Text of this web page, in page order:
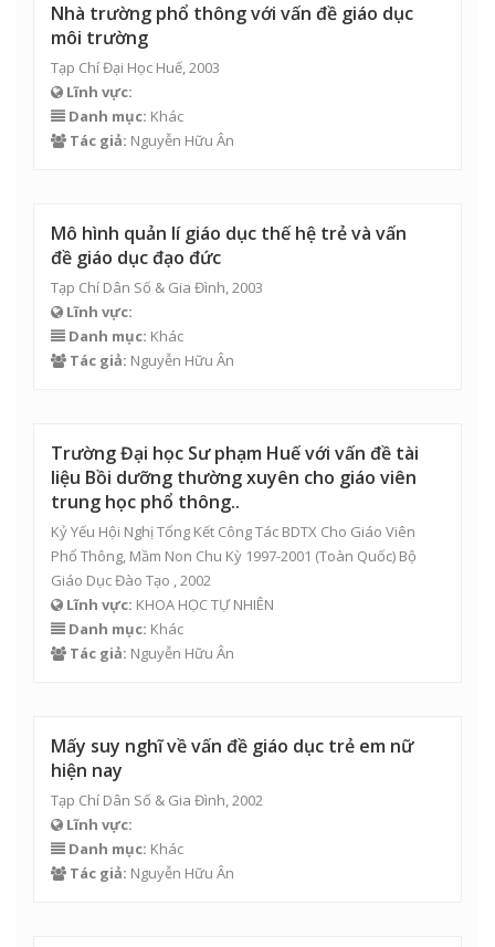
Nhà trường phổ thông với vấn đề giáo dục
môi trường
Tạp Chí Đại Học Huế, 2003
Lĩnh vực:
Danh mục: Khác
Tác giả: Nguyễn Hữu Ân
Mô hình quản lí giáo dục thế hệ trẻ và vấn
đề giáo dục đạo đức
Tạp Chí Dân Số & Gia Đình, 2003
Lĩnh vực:
Danh mục: Khác
Tác giả: Nguyễn Hữu Ân
Trường Đại học Sư phạm Huế với vấn đề tài
liệu Bồi dưỡng thường xuyên cho giáo viên
trung học phổ thông..
Kỷ Yếu Hội Nghị Tổng Kết Công Tác BDTX Cho Giáo Viên
Phổ Thông, Mầm Non Chu Kỳ 1997-2001 (Toàn Quốc) Bộ
Giáo Dục Đào Tạo , 2002
Lĩnh vực: KHOA HỌC TỰ NHIÊN
Danh mục: Khác
Tác giả: Nguyễn Hữu Ân
Mấy suy nghĩ về vấn đề giáo dục trẻ em nữ
hiện nay
Tạp Chí Dân Số & Gia Đình, 2002
Lĩnh vực:
Danh mục: Khác
Tác giả: Nguyễn Hữu Ân